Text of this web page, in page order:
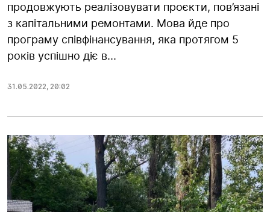
продовжують реалізовувати проєкти, пов’язані
з капітальними ремонтами. Мова йде про
програму співфінансування, яка протягом 5
років успішно діє в...
31.05.2022, 20:02